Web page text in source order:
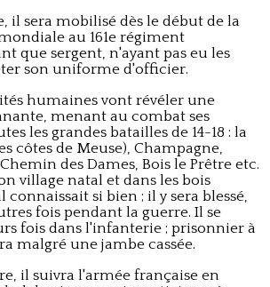
il sera mobilisé dès le début de la
au 161e régiment
que sergent, n'ayant pas eu les
son uniforme d'officier.
humaines vont révéler une
menant au combat ses
les grandes batailles de 14-18 : la
côtes de Meuse), Champagne,
des Dames, Bois le Prêtre etc.
village natal et dans les bois
si bien ; il y sera blessé,
fois pendant la guerre. Il se
fois dans l'infanterie ; prisonnier à
malgré une jambe cassée.
il suivra l'armée française en